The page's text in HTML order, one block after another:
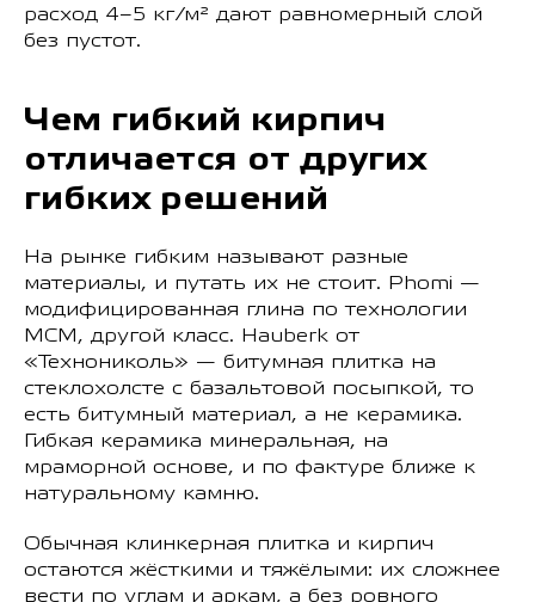
расход 4–5 кг/м² дают равномерный слой
без пустот.
Чем гибкий кирпич
отличается от других
гибких решений
На рынке гибким называют разные
материалы, и путать их не стоит. Phomi —
модифицированная глина по технологии
MCM, другой класс. Hauberk от
«Технониколь» — битумная плитка на
стеклохолсте с базальтовой посыпкой, то
есть битумный материал, а не керамика.
Гибкая керамика минеральная, на
мраморной основе, и по фактуре ближе к
натуральному камню.
Обычная клинкерная плитка и кирпич
остаются жёсткими и тяжёлыми: их сложнее
вести по углам и аркам, а без ровного